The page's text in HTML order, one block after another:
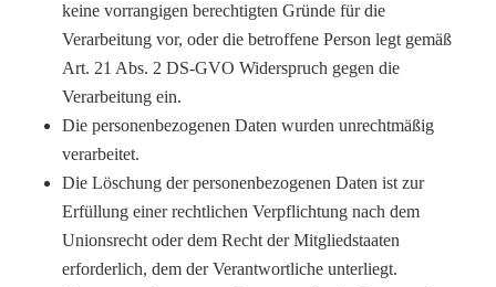
keine vorrangigen berechtigten Gründe für die
Verarbeitung vor, oder die betroffene Person legt gemäß
Art. 21 Abs. 2 DS-GVO Widerspruch gegen die
Verarbeitung ein.
Die personenbezogenen Daten wurden unrechtmäßig
verarbeitet.
Die Löschung der personenbezogenen Daten ist zur
Erfüllung einer rechtlichen Verpflichtung nach dem
Unionsrecht oder dem Recht der Mitgliedstaaten
erforderlich, dem der Verantwortliche unterliegt.